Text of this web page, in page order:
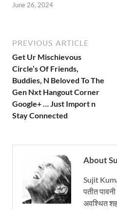
June 26, 2024
PREVIOUS ARTICLE
Get Ur Mischievous
Circle’s Of Friends,
Buddies, N Beloved To The
Gen Nxt Hangout Corner
Google+ … Just Import n
Stay Connected
About
Sujit
पतीत
अवश्थित